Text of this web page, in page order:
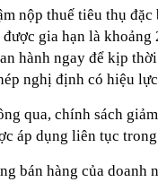
nộp thuế tiêu thụ
gia hạn là
hành ngay để kịp
nghị định có hiệu
qua, chính sách
áp dụng liên tục
bán hàng của doanh